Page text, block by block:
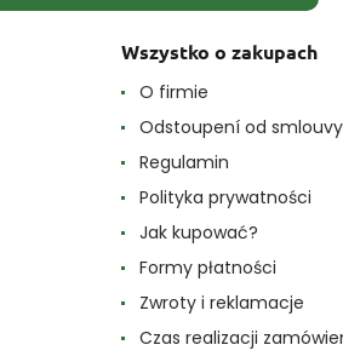
Wszystko o zakupach
O firmie
Odstoupení od smlouvy
Regulamin
Polityka prywatności
Jak kupować?
Formy płatności
Zwroty i reklamacje
Czas realizacji